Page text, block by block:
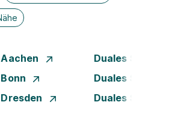
Duales Studium
Duales Studium
Duales Studium